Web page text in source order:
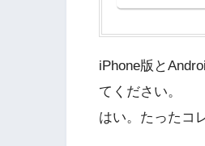
iPhone版と
てください。
はい。たったコ